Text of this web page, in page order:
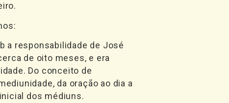
a responsabilidade de José
de oito meses, e era
Do conceito de
da oração ao dia a
dos médiuns.